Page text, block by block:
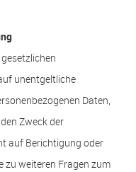
unentgeltliche
Daten,
Zweck der
auf Berichtigung oder
zu weiteren Fragen zum